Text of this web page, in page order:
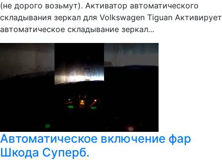
(не дорого возьмут). Активатор автоматического
складывания зеркал для Volkswagen Tiguan Активирует
автоматическое складывание зеркал...
Автоматическое включение фар
Шкода Суперб.